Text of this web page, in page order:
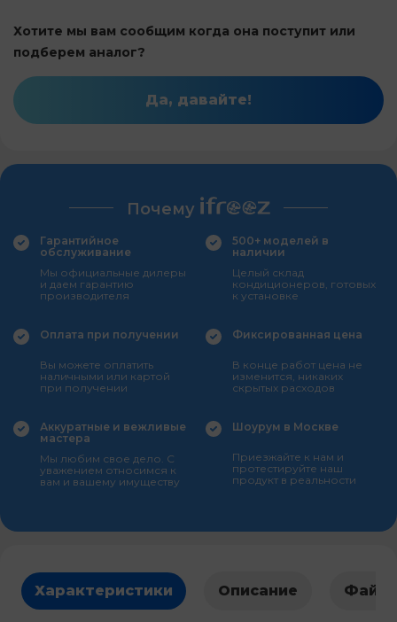
Хотите мы вам сообщим когда она поступит или
подберем аналог?
Да, давайте!
Почему
Гарантийное
обслуживание
Мы официальные дилеры
и даем гарантию
производителя
500+ моделей в
наличии
Целый склад
кондиционеров, готовых
к установке
Оплата при получении
Вы можете оплатить
наличными или картой
при получении
Фиксированная цена
В конце работ цена не
изменится, никаких
скрытых расходов
Аккуратные и вежливые
мастера
Мы любим свое дело. С
уважением относимся к
вам и вашему имуществу
Шоурум в Москве
Приезжайте к нам и
протестируйте наш
продукт в реальности
Характеристики Описание